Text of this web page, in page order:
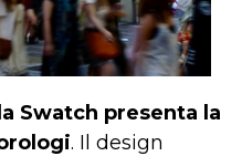
la Swatch presenta la
. Il design